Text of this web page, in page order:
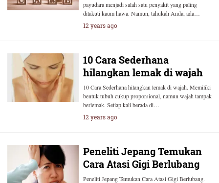
payudara menjadi salah satu penyakit yang paling
ditakuti kaum hawa. Namun, tahukah Anda, ada…
12 years ago
10 Cara Sederhana
hilangkan lemak di wajah
10 Cara Sederhana hilangkan lemak di wajah. Memiliki
bentuk tubuh cukup proporsional, namun wajah tampak
berlemak. Setiap kali berada di…
12 years ago
Peneliti Jepang Temukan
Cara Atasi Gigi Berlubang
Peneliti Jepang Temukan Cara Atasi Gigi Berlubang.